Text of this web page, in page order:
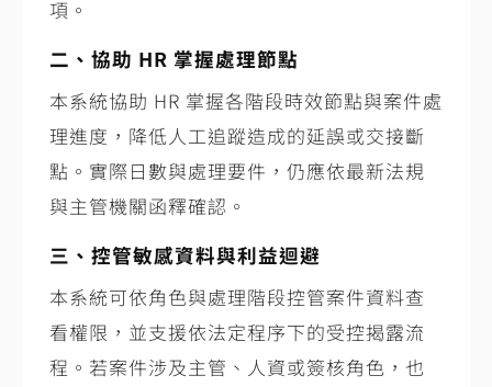
項。
二、協助 HR 掌握處理節點
本系統協助 HR 掌握各階段時效節點與案件處
理進度，降低人工追蹤造成的延誤或交接斷
點。實際日數與處理要件，仍應依最新法規
與主管機關函釋確認。
三、控管敏感資料與利益迴避
本系統可依角色與處理階段控管案件資料查
看權限，並支援依法定程序下的受控揭露流
程。若案件涉及主管、人資或簽核角色，也